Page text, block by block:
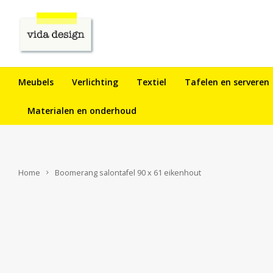
Meubels Verlichting Textiel Tafelen en serveren
Materialen en onderhoud
Home Boomerang salontafel 90 x 61 eikenhout